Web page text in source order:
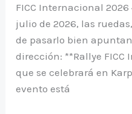
FICC Internacional
julio de 2026, las
de pasarlo bien
dirección: **Rallye
que se celebrará en
evento está